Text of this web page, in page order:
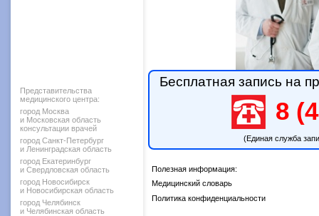
Представительства
медицинского центра:
город Москва
и Московская область
консультации врачей
город Санкт-Петербург
и Ленинградская область
город Екатеринбург
и Свердловская область
город Новосибирск
и Новосибирская область
город Челябинск
и Челябинская область
Бесплатная запись на
8
(Единая служба
Полезная информация:
Медицинский словарь
Политика конфиденциальности